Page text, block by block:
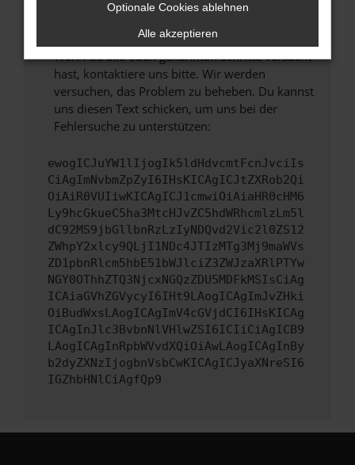
unterstützt werden.
Wende dich an den Webseitenbetreiber.
Wenn du alle oben genannten Schritte versucht
hast, kontaktiere uns bitte. Wir werden
versuchen, das Problem zu beheben. Du kannst
uns diesen Text schicken, um uns bei der
Fehlersuche zu unterstützen:
ewogICJuYW1lIjogIk5ldHdvcmtFcnJvciIs
CiAgImNvbmZpZyI6IHsKICAgICJtZXRob2Qi
OiAiR0VUIiwKICAgICJ1cmwiOiAiaHR0cHM6
Ly9hcGkueC5ha3MtcHJvZC5hdWRhcmlzLm5l
dC92MS9jbGllbnRzLzIyNDQvd2Vic2l0ZS12
ZWhpY2xlcy9QLjI1NDc4JTIzMTg3Mj9maWVs
ZD1pbnRlcm5hbE51bWJlciZ3ZWJzaXRlPTYw
NGY0OThhZTQ3NjcxNGQzZDU5MDFkMSIsCiAg
ICAiaGVhZGVycyI6IHt9LAogICAgImJvZHki
OiBudWxsLAogICAgImV4cGVjdCI6IHsKICAg
ICAgInJlc3BvbnNlVHlwZSI6ICIiCiAgICB9
LAogICAgInRpbWVvdXQiOiAwLAogICAgInBy
b2dyZXNzIjogbnVsbCwKICAgICJyaXNreSI6
IGZhbHNlCiAgfQp9
Optionale Cookies ablehnen
Alle akzeptieren